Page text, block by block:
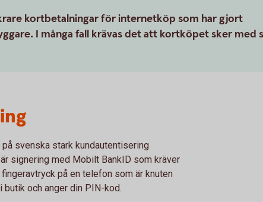
kortbetalningar för internetköp som har gjort
I många fall krävas det att kortköpet sker med
svenska stark kundautentisering
signering med Mobilt BankID som kräver
på en telefon som är knuten
och anger din PIN-kod.